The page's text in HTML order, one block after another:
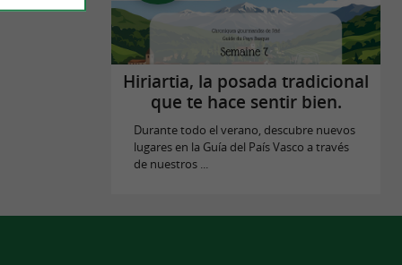
Hiriartia, la posada tradicional
que te hace sentir bien.
Durante todo el verano, descubre nuevos
lugares en la Guía del País Vasco a través
de nuestros ...